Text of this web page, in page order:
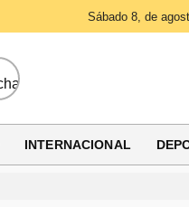
Sábado 8, de
INTERNACIONAL